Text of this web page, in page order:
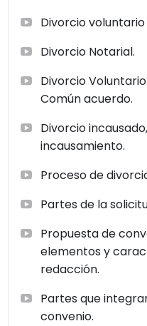
Divorcio
Divorcio Notarial.
Divorcio
Común acuerdo.
Divorcio
incausamiento.
Proceso de
Partes de la
Propuesta de
elementos y
redacción.
Partes que
convenio.